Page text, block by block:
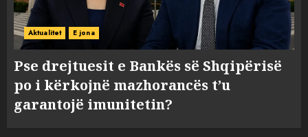
Aktualitet E jona
Pse drejtuesit e Bankës së Shqipërisë
po i kërkojnë mazhorancës t’u
garantojë imunitetin?